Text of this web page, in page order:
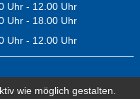
Uhr - 12.00 Uhr
Uhr - 18.00 Uhr
Uhr - 12.00 Uhr
wie möglich gestalten.